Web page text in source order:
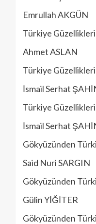
Emrullah AKGÜN
Türkiye
Ahmet ASLAN
Türkiye
İsmail Serhat
Türkiye
İsmail Serhat
Gökyüzünden
Said Nuri SARGIN
Gökyüzünden
Gülin YİĞİTER
Gökyüzünden